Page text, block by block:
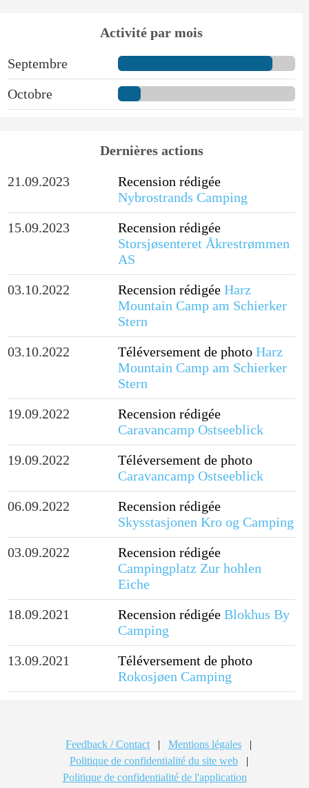
Activité par mois
Septembre
Octobre
Dernières actions
21.09.2023
Recension rédigée
Nybrostrands Camping
15.09.2023
Recension rédigée
Storsjøsenteret Åkrestrømmen
AS
03.10.2022
Recension rédigée Harz
Mountain Camp am Schierker
Stern
03.10.2022
Téléversement de photo Harz
Mountain Camp am Schierker
Stern
19.09.2022
Recension rédigée
Caravancamp Ostseeblick
19.09.2022
Téléversement de photo
Caravancamp Ostseeblick
06.09.2022
Recension rédigée
Skysstasjonen Kro og Camping
03.09.2022
Recension rédigée
Campingplatz Zur hohlen
Eiche
18.09.2021
Recension rédigée Blokhus By
Camping
13.09.2021
Téléversement de photo
Rokosjøen Camping
Feedback / Contact | Mentions légales
|
Politique de confidentialité du site web
|
Politique de confidentialité de l'application